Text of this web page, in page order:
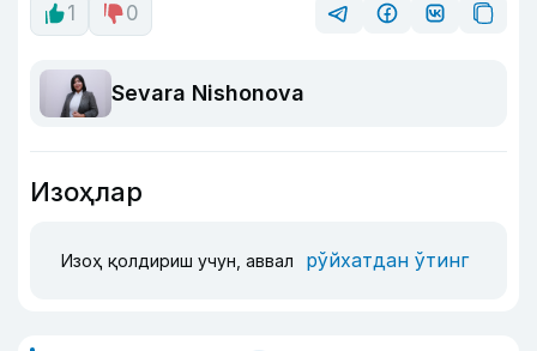
1
0
Sevara Nishonova
Изоҳлар
Изоҳ қолдириш учун, аввал рўйхатдан ўтинг